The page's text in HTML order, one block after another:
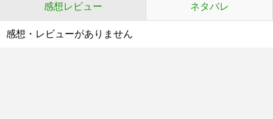
感想レビュー ネタバレ
感想・レビューがありません